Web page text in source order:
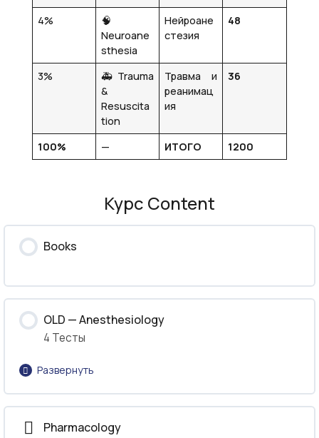
4%
🧠
Neuroane
sthesia
Нейроане
стезия
48
3%
🚑 Trauma
&
Resuscita
tion
Травма и
реанимац
ия
36
100% — ИТОГО 1200
Курс Content
Books
OLD — Anesthesiology
4 Тесты
Развернуть
Урок Content
Pharmacology